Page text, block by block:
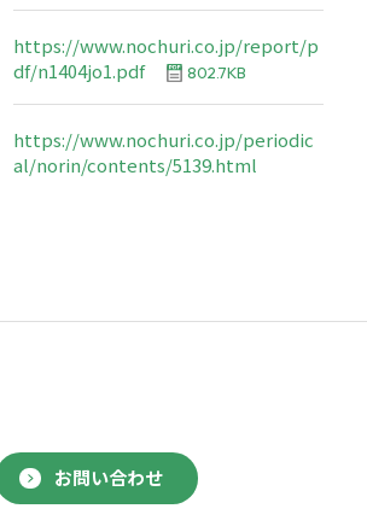
https://www.nochuri.co.jp/report/p
df/n1404jo1.pdf
802.7KB
https://www.nochuri.co.jp/periodic
al/norin/contents/5139.html
お問い合わせ